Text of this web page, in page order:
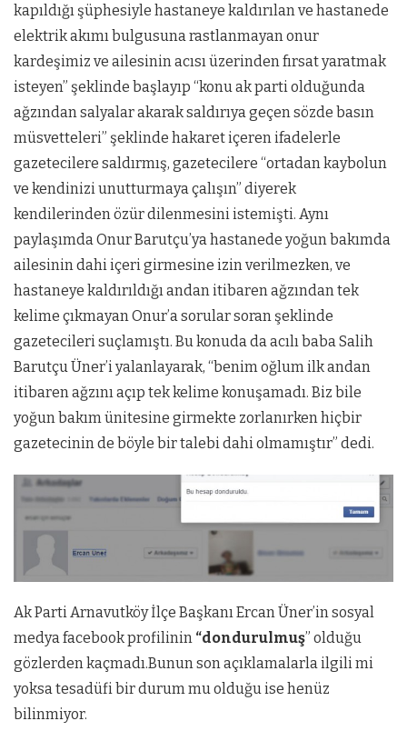
kapıldığı şüphesiyle hastaneye kaldırılan ve hastanede
elektrik akımı bulgusuna rastlanmayan onur
kardeşimiz ve ailesinin acısı üzerinden fırsat yaratmak
isteyen” şeklinde başlayıp “konu ak parti olduğunda
ağzından salyalar akarak saldırıya geçen sözde basın
müsvetteleri” şeklinde hakaret içeren ifadelerle
gazetecilere saldırmış, gazetecilere “ortadan kaybolun
ve kendinizi unutturmaya çalışın” diyerek
kendilerinden özür dilenmesini istemişti. Aynı
paylaşımda Onur Barutçu’ya hastanede yoğun bakımda
ailesinin dahi içeri girmesine izin verilmezken, ve
hastaneye kaldırıldığı andan itibaren ağzından tek
kelime çıkmayan Onur’a sorular soran şeklinde
gazetecileri suçlamıştı. Bu konuda da acılı baba Salih
Barutçu Üner’i yalanlayarak, “benim oğlum ilk andan
itibaren ağzını açıp tek kelime konuşamadı. Biz bile
yoğun bakım ünitesine girmekte zorlanırken hiçbir
gazetecinin de böyle bir talebi dahi olmamıştır” dedi.
Ak Parti Arnavutköy İlçe Başkanı Ercan Üner’in sosyal
medya facebook profilinin “dondurulmuş” olduğu
gözlerden kaçmadı.Bunun son açıklamalarla ilgili mi
yoksa tesadüfi bir durum mu olduğu ise henüz
bilinmiyor.